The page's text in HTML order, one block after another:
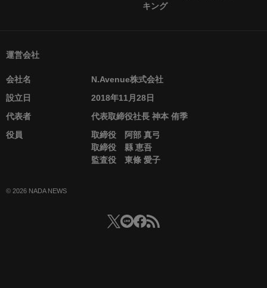
キング
運営会社
会社名
N.Avenue株式会社
設立日
2018年11月28日
代表者
代表取締役社長 神本 侑季
役員
取締役 阿部 真弓
取締役 縣 恵吾
監査役 東條 愛子
© 2026 NADA NEWS